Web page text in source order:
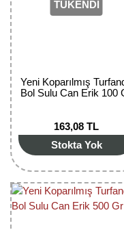
TÜKENDİ
Yeni Koparılmış
Bol Sulu Can Erik 100
163,08 TL
Stokta Yok